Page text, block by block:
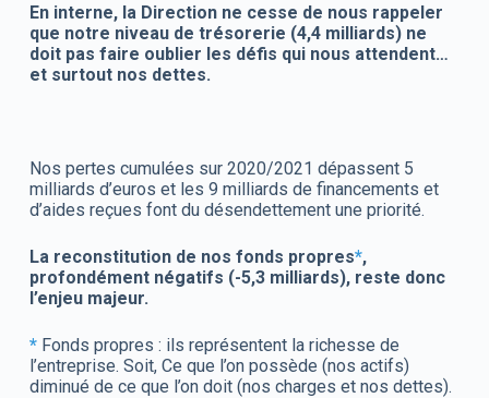
En interne, la Direction ne cesse de nous rappeler
que notre niveau de trésorerie (4,4 milliards) ne
doit pas faire oublier les défis qui nous attendent…
et surtout nos dettes.
Nos pertes cumulées sur 2020/2021 dépassent 5
milliards d’euros et les 9 milliards de financements et
d’aides reçues font du désendettement une priorité.
La reconstitution de nos fonds propres*,
profondément négatifs (-5,3 milliards), reste donc
l’enjeu majeur.
* Fonds propres : ils représentent la richesse de
l’entreprise. Soit, Ce que l’on possède (nos actifs)
diminué de ce que l’on doit (nos charges et nos dettes).